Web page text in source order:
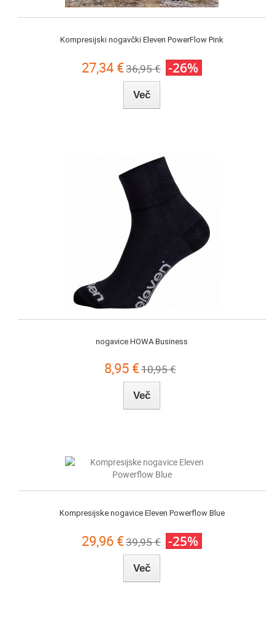
Kompresijski nogavčki Eleven PowerFlow Pink
27,34 €36,95 € -26%
Več
nogavice HOWA Business
8,95 €10,95 €
Več
Kompresijske nogavice Eleven Powerflow Blue
29,96 €39,95 € -25%
Več